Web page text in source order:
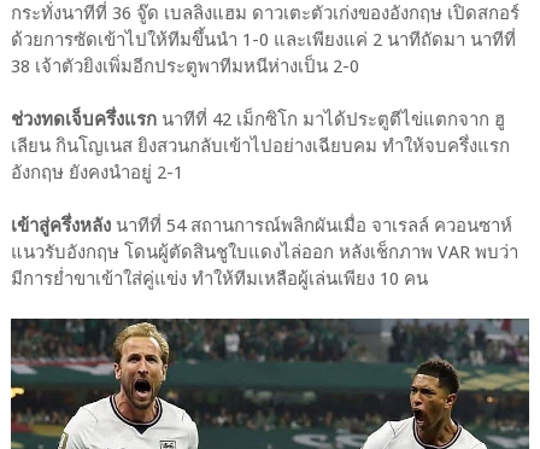
กระทั่งนาทีที่ 36 จู๊ด เบลลิงแฮม ดาวเตะตัวเก่งของอังกฤษ เปิดสกอร์
ด้วยการซัดเข้าไปให้ทีมขึ้นนำ 1-0 และเพียงแค่ 2 นาทีถัดมา นาทีที่
38 เจ้าตัวยิงเพิ่มอีกประตูพาทีมหนีห่างเป็น 2-0
ช่วงทดเจ็บครึ่งแรก นาทีที่ 42 เม็กซิโก มาได้ประตูตีไข่แตกจาก ฮู
เลียน กินโญเนส ยิงสวนกลับเข้าไปอย่างเฉียบคม ทำให้จบครึ่งแรก
อังกฤษ ยังคงนำอยู่ 2-1
เข้าสู่ครึ่งหลัง นาทีที่ 54 สถานการณ์พลิกผันเมื่อ จาเรลล์ ควอนซาห์
แนวรับอังกฤษ โดนผู้ตัดสินชูใบแดงไล่ออก หลังเช็กภาพ VAR พบว่า
มีการย่ำขาเข้าใส่คู่แข่ง ทำให้ทีมเหลือผู้เล่นเพียง 10 คน